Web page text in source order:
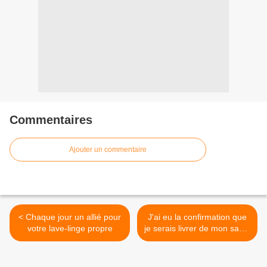
Commentaires
Ajouter un commentaire
< Chaque jour un allié pour
votre lave-linge propre
J'ai eu la confirmation que
je serais livrer de mon sapin
, nous avons décidé pour le